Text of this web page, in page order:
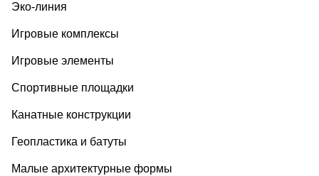
Эко-линия
Игровые комплексы
Игровые элементы
Спортивные площадки
Канатные конструкции
Геопластика и батуты
Малые архитектурные формы